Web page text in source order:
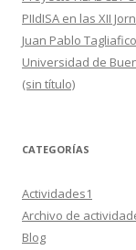
PIIdISA en las XII
Juan Pablo
Universidad de
(sin título)
CATEGORÍAS
Actividades1
Archivo de
Blog